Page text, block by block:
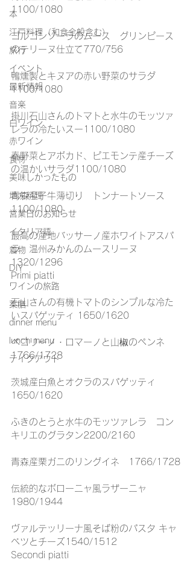
本
江戸料理（和食全般含む）
旅行
イベント
最新情報
音楽
白ワイン
赤ワイン
食材
美味しかったもの
地方料理
営業日のお知らせ
イタリア語
着物
DIY
ワインの旅路
薬膳
dinner menu
lunch menu
テイクアウト
1100/1080
ゴルゴンゾーラのムース　グリンピース
のテリーヌ仕立て770/756
鴨燻製とキヌアの赤い野菜のサラダ
1100/1080
掛川石山さんのトマトと水牛のモッツァ
レラの冷たいスー1100/1080
春野菜とアボカド、ピエモンテ産チーズ
の温かいサラダ1100/1080
青森産子牛薄切り　トンナートソース
1100/1080
最高の産地バッサーノ産ホワイトアスパ
ラ　温州みかんのムースリーヌ
1320/1296
Primi piatti
石山さんの有機トマトのシンプルな冷た
いスパゲッティ 1650/1620
ペコリーノ・ロマーノと山椒のペンネ
1766/1728
茨城産白魚とオクラのスパゲッティ
1650/1620
ふきのとうと水牛のモッツァレラ　コン
キリエのグラタン2200/2160
青森産栗ガニのリングイネ　1766/1728
伝統的なボローニャ風ラザーニャ
1980/1944
ヴァルテッリーナ風そば粉のパスタ キャ
ベツとチーズ1540/1512
Secondi piatti